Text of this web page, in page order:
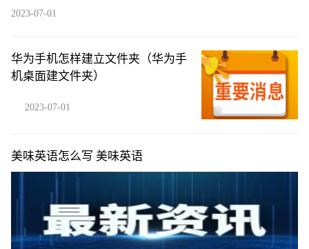
2023-07-01
华为手机怎样建立文件夹（华为手
机桌面建文件夹）
2023-07-01
美味英语怎么写 美味英语